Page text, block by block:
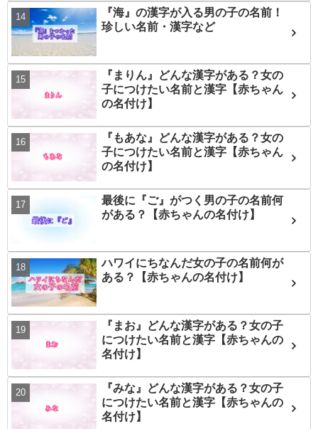
『海』の漢字が入る男の子の名前！
珍しい名前・漢字など
『まりん』どんな漢字がある？女の
子につけたい名前と漢字【赤ちゃん
の名付け】
『もあな』どんな漢字がある？女の
子につけたい名前と漢字【赤ちゃん
の名付け】
最後に『ご』がつく男の子の名前何
がある？【赤ちゃんの名付け】
ハワイにちなんだ女の子の名前何が
ある？【赤ちゃんの名付け】
『まお』どんな漢字がある？女の子
につけたい名前と漢字【赤ちゃんの
名付け】
『みな』どんな漢字がある？女の子
につけたい名前と漢字【赤ちゃんの
名付け】